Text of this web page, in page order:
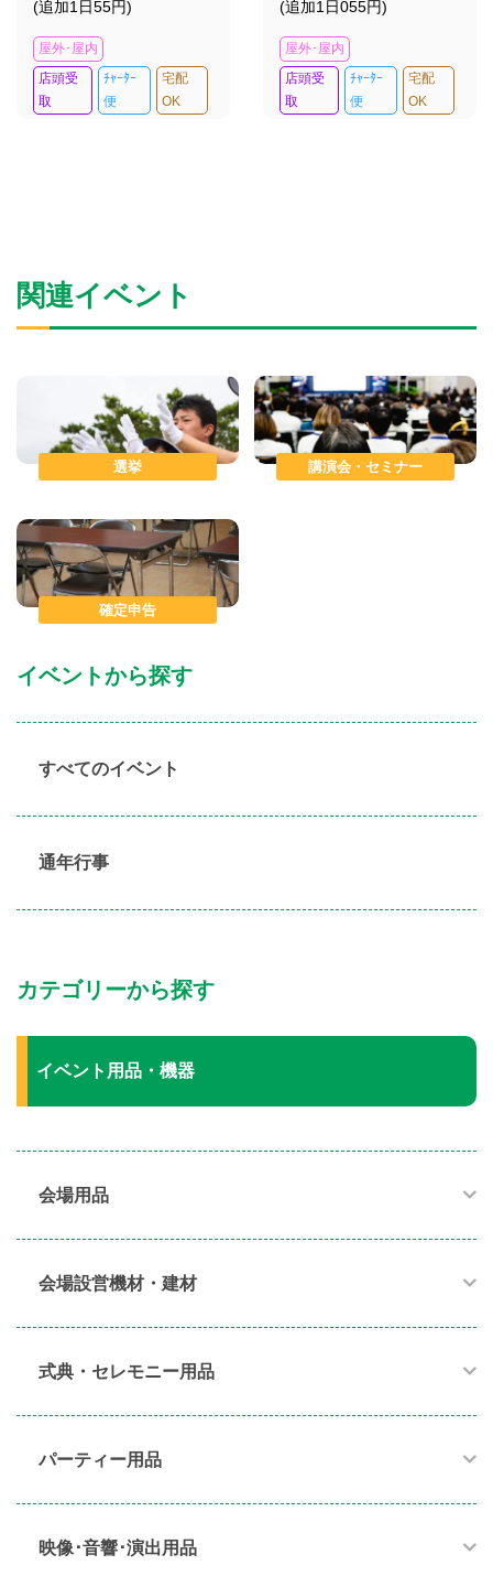
イベントから探す
すべてのイベント
通年行事
カテゴリーから探す
イベント用品・機器
会場用品
会場設営機材・建材
式典・セレモニー用品
パーティー用品​
映像･音響･演出用品​
(追加1日55円)
屋外･屋内
店頭受
取
ﾁｬｰﾀｰ
便
宅配
OK
(追加1日055円)
屋外･屋内
店頭受
取
ﾁｬｰﾀｰ
便
宅配
OK
関連イベント
選挙 講演会・セミナー
確定申告